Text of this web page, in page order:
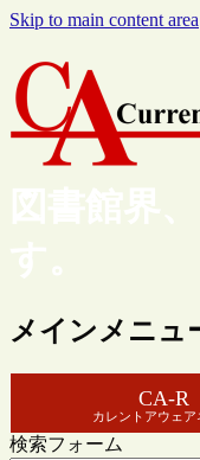
Skip to main content area
図書館界
す。
メインメニュ
CA-R
カレントアウェア
検索フォーム